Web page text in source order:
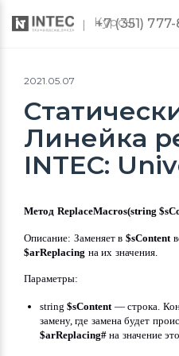
Курсы
+7 (351)
2021.05.07
Линейка
INTEC:
Метод ReplaceMacros(string
Описание: Заменяет в $sContent
$arReplacing на их значения.
Параметры:
string $sContent — строка.
замену, где замена будет
$arReplacing# на значение